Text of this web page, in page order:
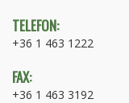
TELEFON:
+36 1 463 1222
FAX:
+36 1 463 3192